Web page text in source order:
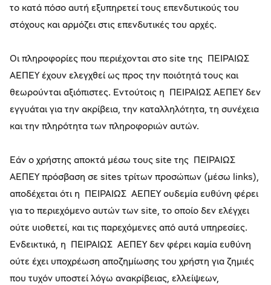
το κατά πόσο αυτή εξυπηρετεί τους επενδυτικούς του
στόχους και αρμόζει στις επενδυτικές του αρχές.
Οι πληροφορίες που περιέχονται στο site της ΠΕΙΡΑΙΩΣ
ΑΕΠΕΥ έχουν ελεγχθεί ως προς την ποιότητά τους και
θεωρούνται αξιόπιστες. Εντούτοις η ΠΕΙΡΑΙΩΣ ΑΕΠΕΥ δεν
εγγυάται για την ακρίβεια, την καταλληλότητα, τη συνέχεια
και την πληρότητα των πληροφοριών αυτών.
Εάν ο χρήστης αποκτά μέσω τους site της ΠΕΙΡΑΙΩΣ
ΑΕΠΕΥ πρόσβαση σε sites τρίτων προσώπων (μέσω links),
αποδέχεται ότι η ΠΕΙΡΑΙΩΣ ΑΕΠΕΥ ουδεμία ευθύνη φέρει
για το περιεχόμενο αυτών των site, το οποίο δεν ελέγχει
ούτε υιοθετεί, και τις παρεχόμενες από αυτά υπηρεσίες.
Ενδεικτικά, η ΠΕΙΡΑΙΩΣ ΑΕΠΕΥ δεν φέρει καμία ευθύνη
ούτε έχει υποχρέωση αποζημίωσης του χρήστη για ζημιές
που τυχόν υποστεί λόγω ανακρίβειας, ελλείψεων,